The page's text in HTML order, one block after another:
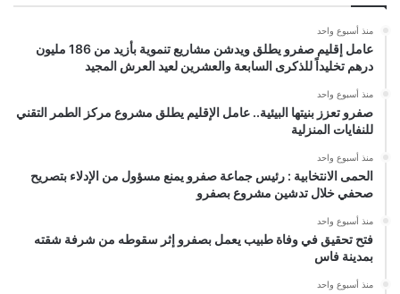
منذ أسبوع واحد
عامل إقليم صفرو يطلق ويدشن مشاريع تنموية بأزيد من 186 مليون
درهم تخليداً للذكرى السابعة والعشرين لعيد العرش المجيد
منذ أسبوع واحد
صفرو تعزز بنيتها البيئية.. عامل الإقليم يطلق مشروع مركز الطمر التقني
للنفايات المنزلية
منذ أسبوع واحد
الحمى الانتخابية : رئيس جماعة صفرو يمنع مسؤول من الإدلاء بتصريح
صحفي خلال تدشين مشروع بصفرو
منذ أسبوع واحد
فتح تحقيق في وفاة طبيب يعمل بصفرو إثر سقوطه من شرفة شقته
بمدينة فاس
منذ أسبوع واحد